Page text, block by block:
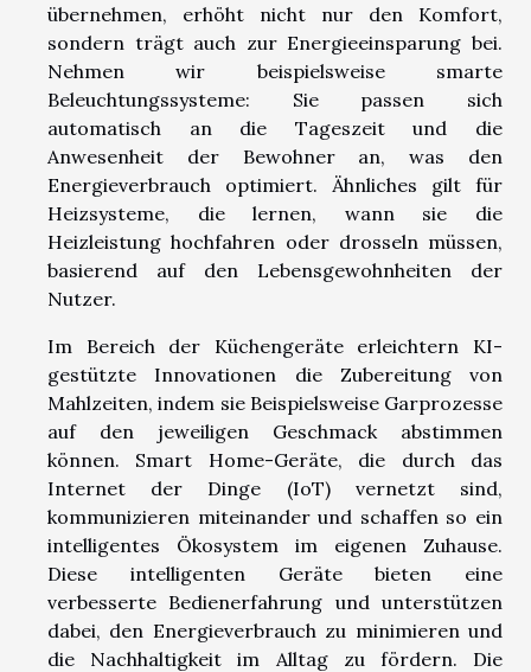
übernehmen, erhöht nicht nur den Komfort,
sondern trägt auch zur Energieeinsparung bei.
Nehmen wir beispielsweise smarte
Beleuchtungssysteme: Sie passen sich
automatisch an die Tageszeit und die
Anwesenheit der Bewohner an, was den
Energieverbrauch optimiert. Ähnliches gilt für
Heizsysteme, die lernen, wann sie die
Heizleistung hochfahren oder drosseln müssen,
basierend auf den Lebensgewohnheiten der
Nutzer.
Im Bereich der Küchengeräte erleichtern KI-
gestützte Innovationen die Zubereitung von
Mahlzeiten, indem sie Beispielsweise Garprozesse
auf den jeweiligen Geschmack abstimmen
können. Smart Home-Geräte, die durch das
Internet der Dinge (IoT) vernetzt sind,
kommunizieren miteinander und schaffen so ein
intelligentes Ökosystem im eigenen Zuhause.
Diese intelligenten Geräte bieten eine
verbesserte Bedienerfahrung und unterstützen
dabei, den Energieverbrauch zu minimieren und
die Nachhaltigkeit im Alltag zu fördern. Die